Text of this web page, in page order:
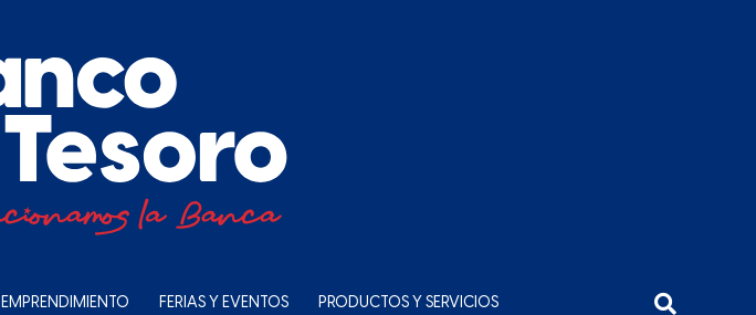
EMPRENDIMIENTO FERIAS Y EVENTOS PRODUCTOS Y SERVICIOS